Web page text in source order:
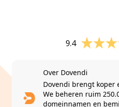
9.4
Over Dovendi
Dovendi brengt koper
We beheren ruim
domeinnamen en